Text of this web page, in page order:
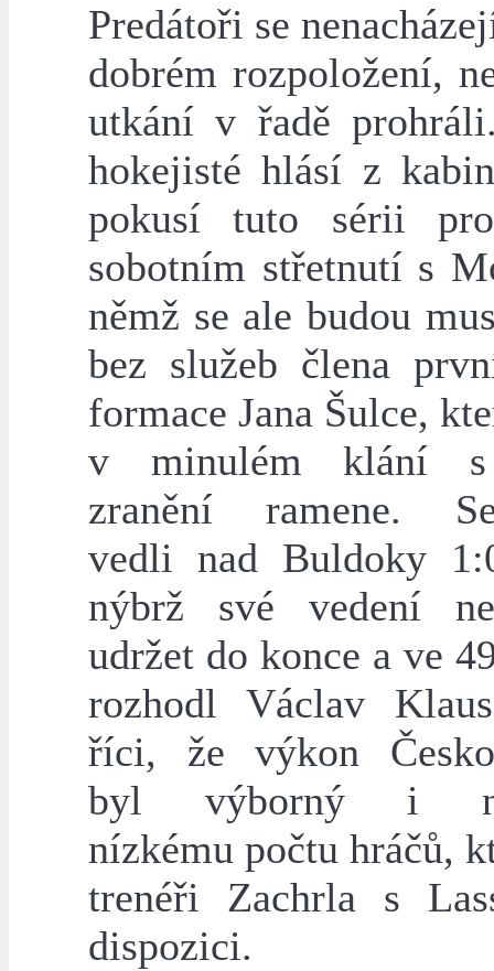
Predátoři se
dobrém rozpoložení,
utkání v řadě
hokejisté hlásí z
pokusí tuto sérii
sobotním střetnutí s
němž se ale budou
bez služeb člena
formace Jana Šulce,
v minulém klání s
zranění ramene.
vedli nad Buldoky
nýbrž své vedení
udržet do konce a ve
rozhodl Václav
říci, že výkon
byl výborný i
nízkému počtu hráčů,
trenéři Zachrla s
dispozici.